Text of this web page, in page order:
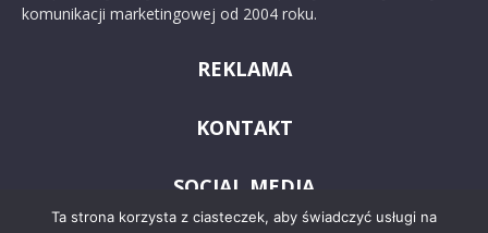
komunikacji marketingowej od 2004 roku.
REKLAMA
KONTAKT
SOCIAL MEDIA
Ta strona korzysta z ciasteczek, aby świadczyć usługi na